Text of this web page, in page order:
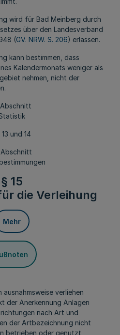
wird für Bad Meinberg durch
über den Landesverband
(GV. NRW. S. 206) erlassen.
kann bestimmen, dass
Kalendermonats weniger als
nehmen, nicht der
Abschnitt
13 und 14
Abschnitt
§ 15
die Verleihung
Mehr
verliehen
der Anerkennung Anlagen
nach Art und
der Artbezeichnung nicht
betrieben oder genutzt